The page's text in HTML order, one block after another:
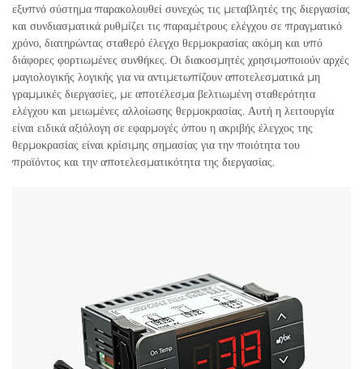
εξυπνό σύστημα παρακολουθεί συνεχώς τις μεταβλητές της διεργασίας
και συνδιασματικά ρυθμίζει τις παραμέτρους ελέγχου σε πραγματικό
χρόνο, διατηρώντας σταθερό έλεγχο θερμοκρασίας ακόμη και υπό
διάφορες φορτιωμένες συνθήκες. Οι διακοσμητές χρησιμοποιούν αρχές
μαγιολογικής λογικής για να αντιμετωπίζουν αποτελεσματικά μη
γραμμικές διεργασίες, με αποτέλεσμα βελτιωμένη σταθερότητα
ελέγχου και μειωμένες αλλοίωσης θερμοκρασίας. Αυτή η λειτουργία
είναι ειδικά αξιόλογη σε εφαρμογές όπου η ακριβής έλεγχος της
θερμοκρασίας είναι κρίσιμης σημασίας για την ποιότητα του
προϊόντος και την αποτελεσματικότητα της διεργασίας.